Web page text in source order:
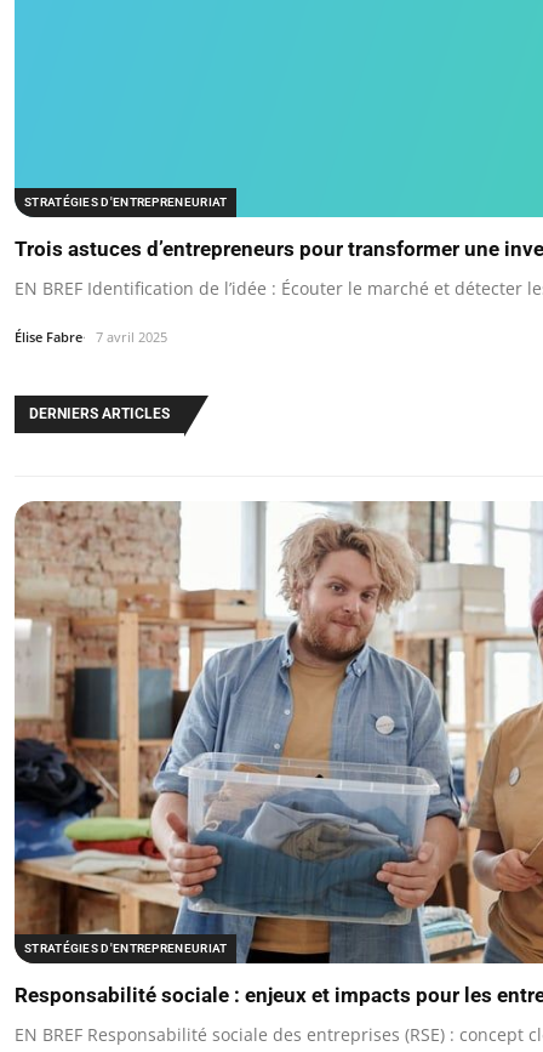
STRATÉGIES D'ENTREPRENEURIAT
Trois astuces d’entrepreneurs pour transformer une
EN BREF Identification de l’idée : Écouter le marché et détecter
Élise Fabre 7 avril 2025
DERNIERS ARTICLES
STRATÉGIES D'ENTREPRENEURIAT
Responsabilité sociale : enjeux et impacts pour les
EN BREF Responsabilité sociale des entreprises (RSE) :